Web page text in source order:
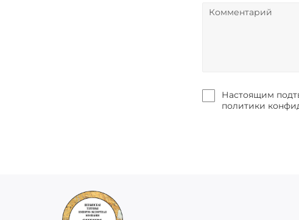
Настоящим
политики